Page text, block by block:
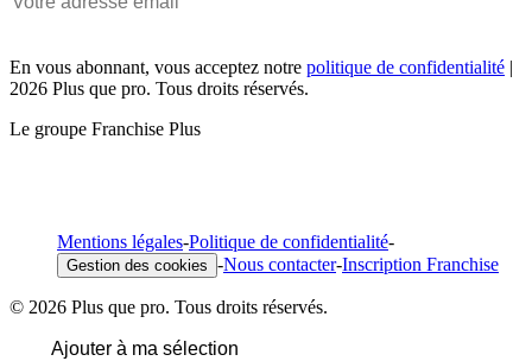
En vous abonnant, vous acceptez notre politique de confidentialité |
2026 Plus que pro. Tous droits réservés.
Le groupe Franchise Plus
Mentions légales-Politique de confidentialité-
Gestion des cookies -Nous contacter-Inscription Franchise
© 2026 Plus que pro. Tous droits réservés.
Ajouter à ma sélection